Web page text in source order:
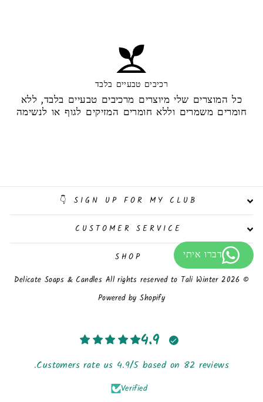
רכיבים טבעיים בלבד
כל המוצרים שלי מיוצרים מרכיבים טבעיים בלבד, ללא
חומרים משמרים וללא חומרים המזיקים לגוף או לנשימה
SIGN UP FOR MY CLUB 👇
CUSTOMER SERVICE
SHOP
© 2026 Delicate Soaps & Candles All rights reserved to Tali Winter
Powered by Shopify
4.9
Customers rate us 4.9/5 based on 82 reviews.
Verified